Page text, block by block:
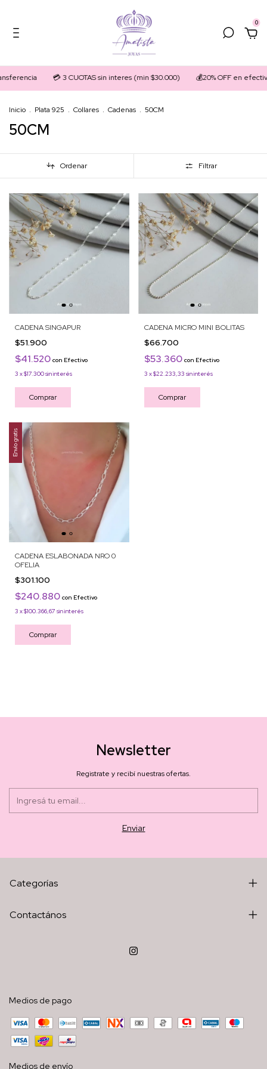
0
💳 3 CUOTAS sin interes (min $30.000) 💰20% OFF en efectivo
Inicio . Plata 925 . Collares . Cadenas . 50CM
50CM
Ordenar Filtrar
CADENA SINGAPUR
$51.900
$41.520 con Efectivo
3 x$17.300sin interés
Comprar
CADENA MICRO MINI BOLITAS
$66.700
$53.360 con Efectivo
3 x$22.233,33 sin interés
Comprar
Envío gratis
CADENA ESLABONADA NRO 0
OFELIA
$301.100
$240.880 con Efectivo
3 x$100.366,67 sin interés
Comprar
Newsletter
Registrate y recibí nuestras ofertas.
Categorías
Contactános
Medios de pago
Medios de envío